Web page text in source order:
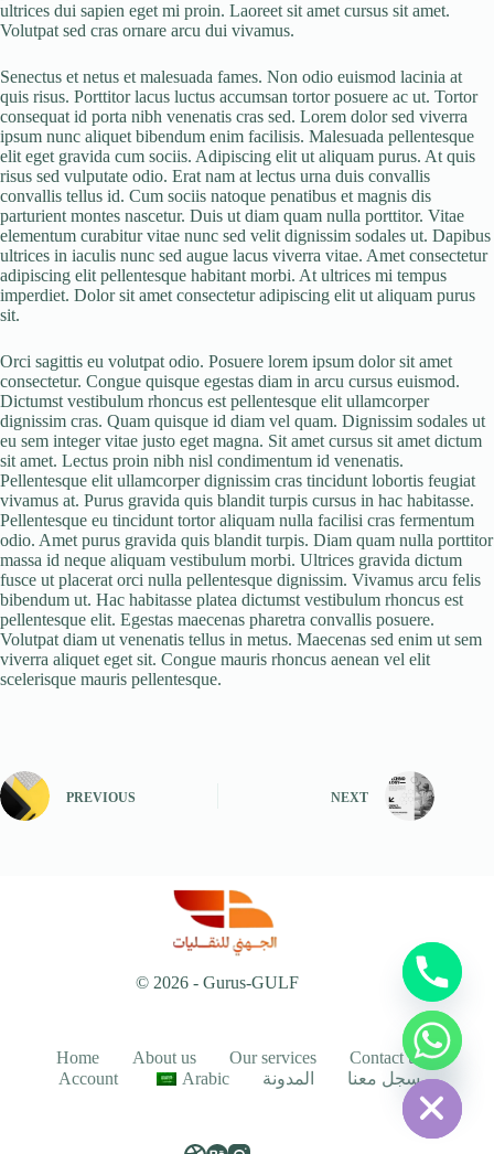
ultrices dui sapien eget mi proin. Laoreet sit amet cursus sit amet.
Volutpat sed cras ornare arcu dui vivamus.
Senectus et netus et malesuada fames. Non odio euismod lacinia at
quis risus. Porttitor lacus luctus accumsan tortor posuere ac ut. Tortor
consequat id porta nibh venenatis cras sed. Lorem dolor sed viverra
ipsum nunc aliquet bibendum enim facilisis. Malesuada pellentesque
elit eget gravida cum sociis. Adipiscing elit ut aliquam purus. At quis
risus sed vulputate odio. Erat nam at lectus urna duis convallis
convallis tellus id. Cum sociis natoque penatibus et magnis dis
parturient montes nascetur. Duis ut diam quam nulla porttitor. Vitae
elementum curabitur vitae nunc sed velit dignissim sodales ut. Dapibus
ultrices in iaculis nunc sed augue lacus viverra vitae. Amet consectetur
adipiscing elit pellentesque habitant morbi. At ultrices mi tempus
imperdiet. Dolor sit amet consectetur adipiscing elit ut aliquam purus
sit.
Orci sagittis eu volutpat odio. Posuere lorem ipsum dolor sit amet
consectetur. Congue quisque egestas diam in arcu cursus euismod.
Dictumst vestibulum rhoncus est pellentesque elit ullamcorper
dignissim cras. Quam quisque id diam vel quam. Dignissim sodales ut
eu sem integer vitae justo eget magna. Sit amet cursus sit amet dictum
sit amet. Lectus proin nibh nisl condimentum id venenatis.
Pellentesque elit ullamcorper dignissim cras tincidunt lobortis feugiat
vivamus at. Purus gravida quis blandit turpis cursus in hac habitasse.
Pellentesque eu tincidunt tortor aliquam nulla facilisi cras fermentum
odio. Amet purus gravida quis blandit turpis. Diam quam nulla porttitor
massa id neque aliquam vestibulum morbi. Ultrices gravida dictum
fusce ut placerat orci nulla pellentesque dignissim. Vivamus arcu felis
bibendum ut. Hac habitasse platea dictumst vestibulum rhoncus est
pellentesque elit. Egestas maecenas pharetra convallis posuere.
Volutpat diam ut venenatis tellus in metus. Maecenas sed enim ut sem
viverra aliquet eget sit. Congue mauris rhoncus aenean vel elit
scelerisque mauris pellentesque.
PREVIOUS NEXT
© 2026 - Gurus-GULF
Home About us Our services
Contact us
Account
Arabic المدونة سجل معنا
Hide chaty